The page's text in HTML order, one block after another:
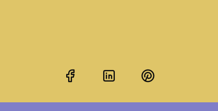
FacebookLinkedInPinterest